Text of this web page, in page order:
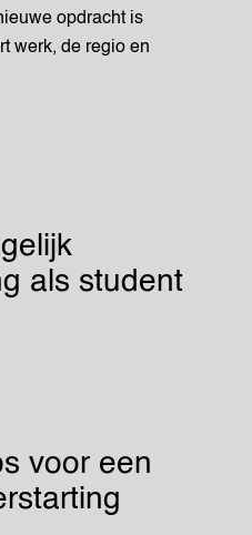
opdracht is
werk, de regio en
als student
voor een